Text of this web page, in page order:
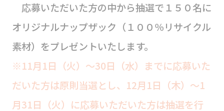
応募いただいた方の中から抽選で１５０名に
オリジナルナップザック（１００％リサイクル
素材）をプレゼントいたします。
※11月1日（火）～30日（水）までに応募いた
だいた方は原則当選とし、12月1日（木）～1
月31日（火）に応募いただいた方は抽選を行